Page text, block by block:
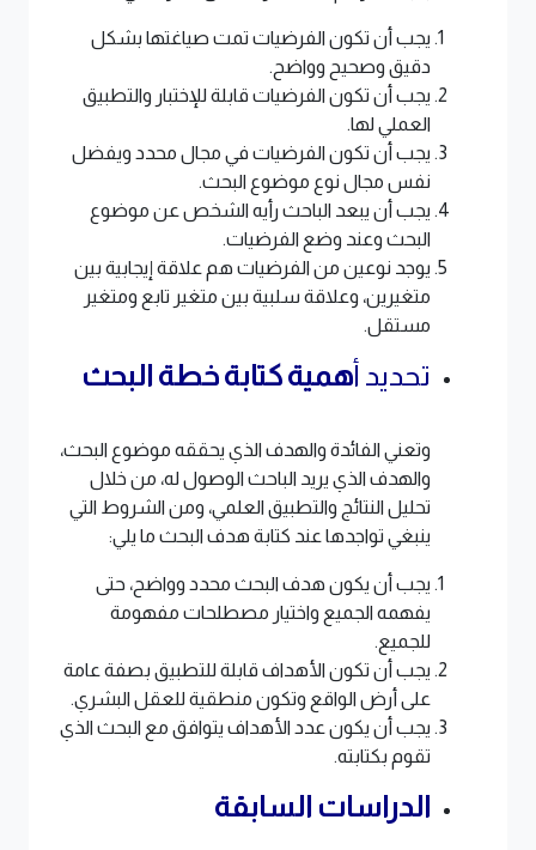
يجب أن تكون الفرضيات تمت صياغتها بشكل
دقيق وصحيح وواضح.
يجب أن تكون الفرضيات قابلة للإختبار والتطبيق
العملي لها.
يجب أن تكون الفرضيات في مجال محدد ويفضل
نفس مجال نوع موضوع البحث.
يجب أن يبعد الباحث رأيه الشخص عن موضوع
البحث وعند وضع الفرضيات.
يوجد نوعين من الفرضيات هم علاقة إيجابية بين
متغيرين، وعلاقة سلبية بين متغير تابع ومتغير
مستقل.
تحديد أهمية كتابة خطة البحث
وتعني الفائدة والهدف الذي يحققه موضوع البحث،
والهدف الذي يريد الباحث الوصول له، من خلال
تحليل النتائج والتطبيق العلمي، ومن الشروط التي
ينبغي تواجدها عند كتابة هدف البحث ما يلي:
يجب أن يكون هدف البحث محدد وواضح، حتى
يفهمه الجميع واختيار مصطلحات مفهومة
للجميع.
يجب أن تكون الأهداف قابلة للتطبيق بصفة عامة
على أرض الواقع وتكون منطقية للعقل البشري.
يجب أن يكون عدد الأهداف يتوافق مع البحث الذي
تقوم بكتابته.
الدراسات السابقة